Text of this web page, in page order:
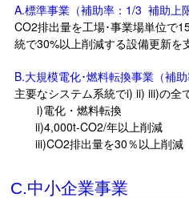
A.標準事業（補助率：1/3 補助上
CO2排出量を工場･事業場単位で
統で30%以上削減する設備更新を
B.大規模電化･燃料転換事業（補
主要なシステム系統でi) ii) iii)の全
i)電化・燃料転換
ii)4,000t-CO2/年以上削減
iii)CO2排出量を30％以上削減
C.中小企業事業